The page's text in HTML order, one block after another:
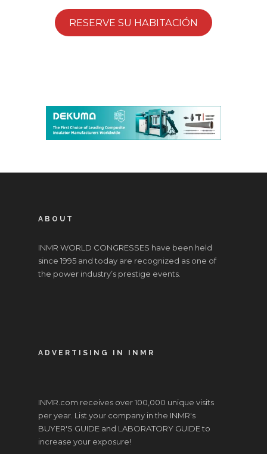
RESERVE SU HABITACIÓN
ABOUT
INMR WORLD CONGRESSES have been held
since 1995 and today are recognized as one of
the power industry’s prestige events.
ADVERTISING IN INMR
INMR.com receives over 100,000 unique visits
per year. List your company in the INMR's
BUYER'S GUIDE and LABORATORY GUIDE to
increase your exposure!